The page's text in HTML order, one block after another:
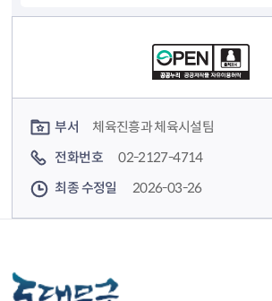
부서
체육진흥과 체육시설팀
전화번호
02-2127-4714
최종 수정일
2026-03-26